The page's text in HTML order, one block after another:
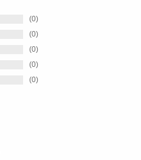
(0)
(0)
(0)
(0)
(0)